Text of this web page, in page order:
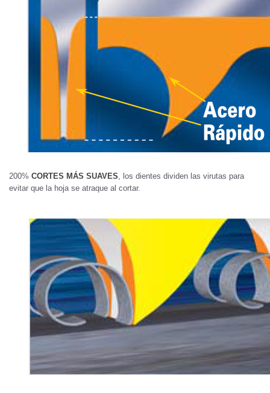
200% CORTES MÁS SUAVES, los dientes dividen las virutas para
evitar que la hoja se atraque al cortar.